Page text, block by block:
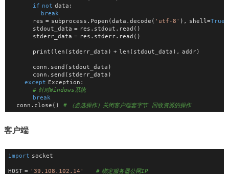
if not data:
break
res = subprocess.Popen(data.decode( 'utf-8' ), shell=True
stdout_data = res.stdout.read()
stderr_data = res.stderr.read()
print(len(stderr_data) + len(stdout_data), addr)
conn.send(stdout_data)
conn.send(stderr_data)
except Exception:
# 针对Windows系统
break
conn.close() # （必选操作）关闭客户端套字节  回收资源的操作
客户端
import socket
HOST = '39.108.102.14'
# 绑定服务器公网IP